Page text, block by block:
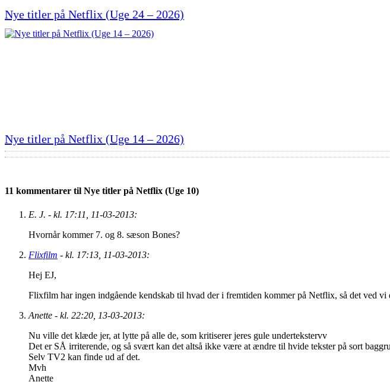
Nye titler på Netflix (Uge 24 – 2026)
Nye titler på Netflix (Uge 14 – 2026)
11 kommentarer til Nye titler på Netflix (Uge 10)
E. J. - kl. 17:11, 11-03-2013:
Hvornår kommer 7. og 8. sæson Bones?
Flixfilm - kl. 17:13, 11-03-2013:
Hej EJ,
Flixfilm har ingen indgående kendskab til hvad der i fremtiden kommer på Netflix, så det ved vi
Anette - kl. 22:20, 13-03-2013:
Nu ville det klæde jer, at lytte på alle de, som kritiserer jeres gule undertekstervv
Det er SÅ irriterende, og så svært kan det altså ikke være at ændre til hvide tekster på sort
Selv TV2 kan finde ud af det.
Mvh
Anette